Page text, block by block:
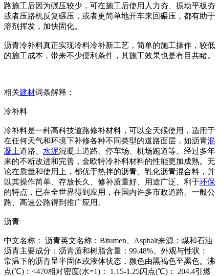
路施工后因为碾压较少，可在施工后使用人力夯、振动平板夯
或者压路机反复碾压，或者更简单地开车来回碾压，都有助于
溶剂挥发，加快固化。
沥青冷补料真正实现冷料冷补新工艺，简单的施工操作，较低
的施工成本，带来不少便利条件，其施工效果也是有目共睹。
相关建材词条解释：
冷补料
冷补料是一种高科技道路修补材料，可以全天候使用，适用于
在任何天气和环境下补修各种不同类型的道路面层，如沥青混
凝土道路、 水泥混凝土道路、停车场、机场跑道等。经过多年
来的不断改进和完善，金欧特冷补料材料的性能更加成熟。无
论在质量和使用上，都优于热拌的沥青、乳化沥青混合料，并
以其操作简单、存放长久、修补质量好、用途广泛、利于环保
的特点，已在全世界得到应用，在国内许多市政道路、一般公
路、高速公路得到推广应用。
沥青
中文名称： 沥青英文名称：Bitumen、Asphalt来源：煤和石油
沥青主要成分：沥青质和树脂含量：99.48%。外观与性状：
常温下的沥青呈半固体或液体状态，颜色由黑褐色至黑色。沸
点(℃)：<470相对密度(水=1)： 1.15-1.25闪点(℃)： 204.4引燃